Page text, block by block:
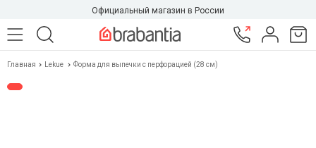
Официальный магазин в России
Главная Lekue Форма для выпечки с перфорацией (28 см)